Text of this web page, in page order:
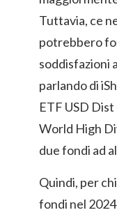
Tuttavia, ce
potrebbero
soddisfazioni
parlando di
ETF USD
World High
due fondi ad
Quindi, per
fondi nel